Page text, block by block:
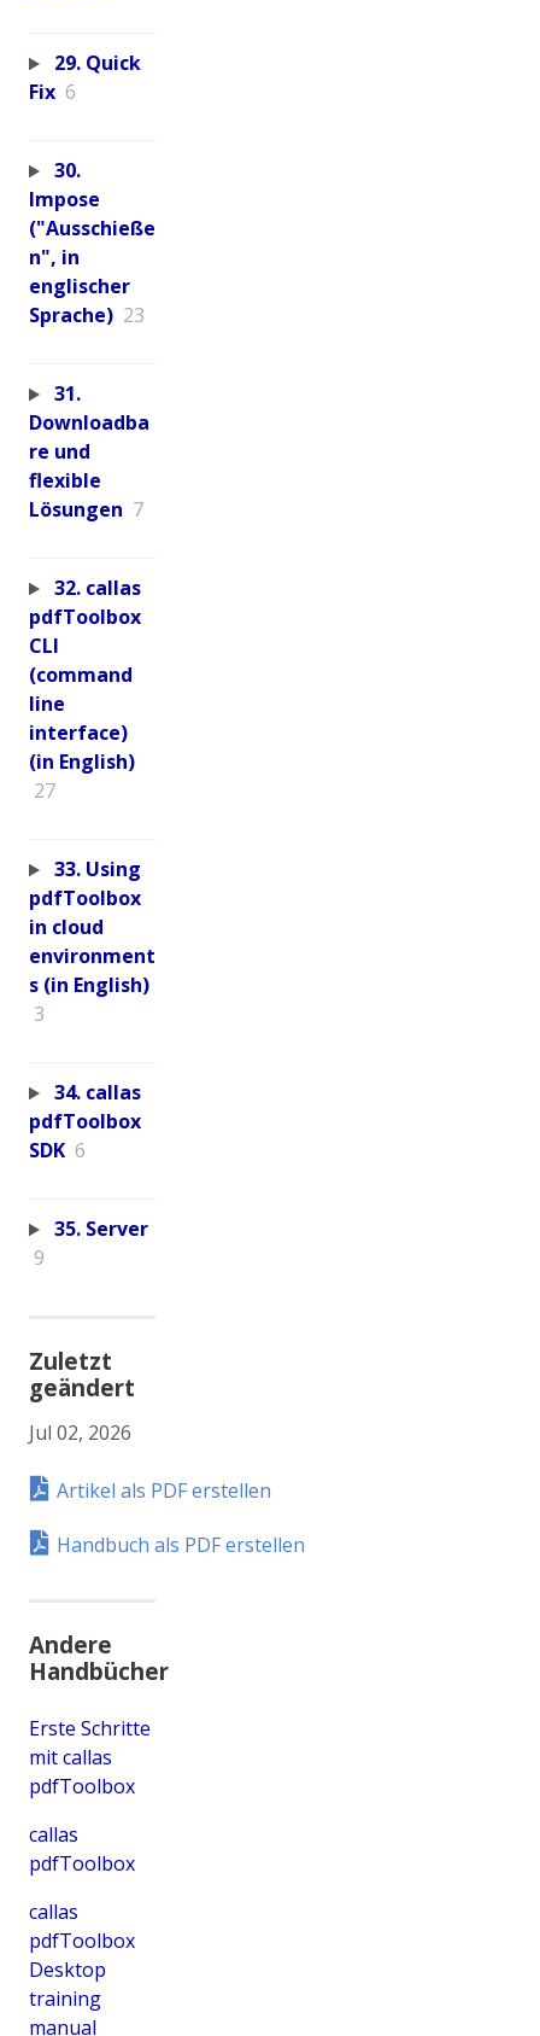
29. Quick
Fix 6
30.
Impose
("Ausschieße
n", in
englischer
Sprache) 23
31.
Downloadba
re und
flexible
Lösungen 7
32. callas
pdfToolbox
CLI
(command
line
interface)
(in English)
27
33. Using
pdfToolbox
in cloud
environment
s (in English)
3
34. callas
pdfToolbox
SDK 6
35. Server
9
Zuletzt
geändert
Jul 02, 2026
Artikel als PDF erstellen
Handbuch als PDF erstellen
Andere
Handbücher
Erste Schritte
mit callas
pdfToolbox
callas
pdfToolbox
callas
pdfToolbox
Desktop
training
manual